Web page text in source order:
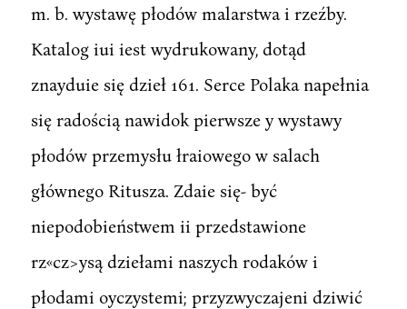
m. b. wystawę płodów malarstwa i rzeźby.
Katalog iui iest wydrukowany, dotąd
znayduie się dzieł 161. Serce Polaka napełnia
się radością nawidok pierwsze y wystawy
płodów przemysłu łraiowego w salach
głównego Ritusza. Zdaie się- być
niepodobieństwem ii przedstawione
rz«cz>ysą dziełami naszych rodaków i
płodami oyczystemi; przyzwyczajeni dziwić